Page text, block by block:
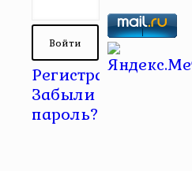
Регистрация |
Забыли
пароль?